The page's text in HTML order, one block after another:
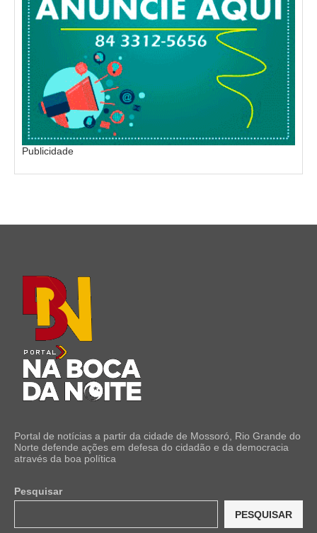
Publicidade
Portal de notícias a partir da cidade de Mossoró, Rio Grande do
Norte defende ações em defesa do cidadão e da democracia
através da boa política
Pesquisar
PESQUISAR